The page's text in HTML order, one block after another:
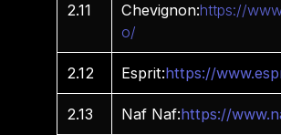
2.11 Chevignon:https://
o/
2.12 Esprit:https://
2.13 Naf Naf:https://